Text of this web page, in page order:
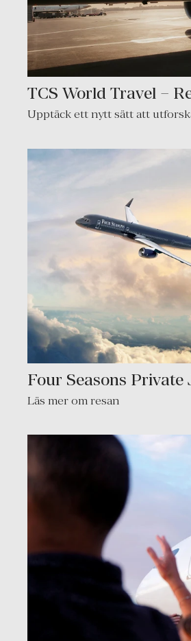
TCS World Travel –
Upptäck ett nytt sätt att
Four Seasons Private
Läs mer om resan